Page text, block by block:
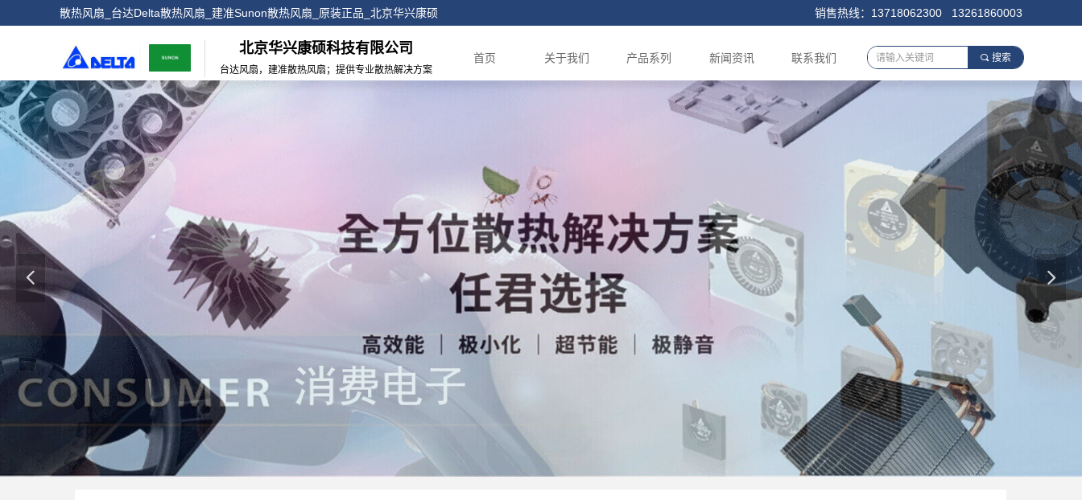
北京华兴康硕科技有限公司
台达风扇，建准散热风扇；提供专业散热解决方案
散热风扇_台达Delta散热风扇_建准Sunon散热风扇_原装正品_北京华兴康硕 销售热线：13718062300 13261860003
首页 关于我们 产品系列 新闻资讯 联系我们 끠 搜索
넳 넲